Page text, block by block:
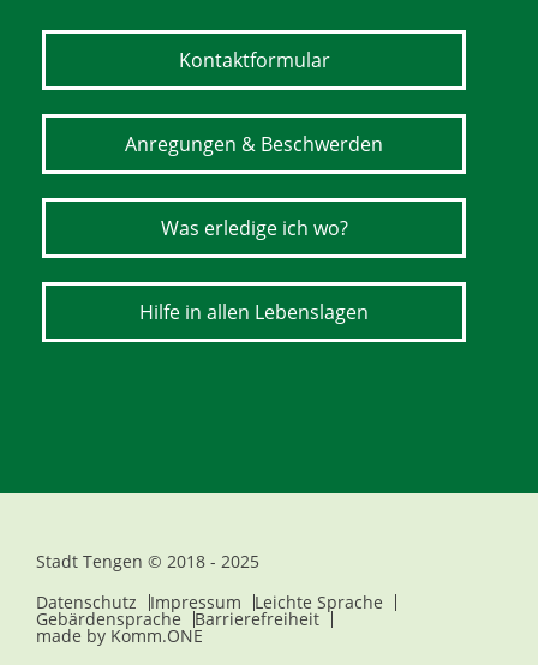
Kontaktformular
Anregungen & Beschwerden
Was erledige ich wo?
Hilfe in allen Lebenslagen
Stadt Tengen © 2018 - 2025
Datenschutz
Impressum Leichte Sprache
Gebärdensprache Barrierefreiheit
made by Komm.ONE